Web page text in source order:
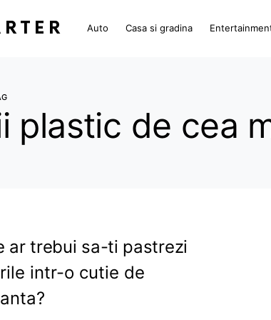
Auto Casa si gradina
plastic de cea
ar trebui sa-ti pastrezi
intr-o cutie de